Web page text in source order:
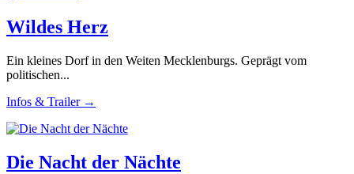
Wildes Herz
Ein kleines Dorf in den Weiten Mecklenburgs. Geprägt vom
politischen...
Infos & Trailer →
Die Nacht der Nächte